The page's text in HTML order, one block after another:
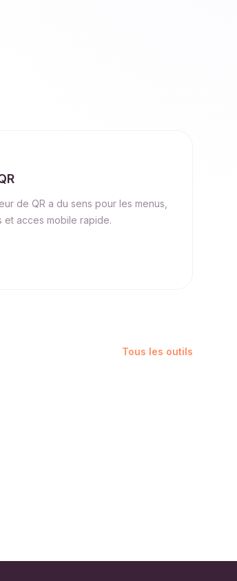
de QR a du sens pour les menus,
et acces mobile rapide.
Tous les outils